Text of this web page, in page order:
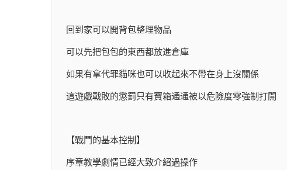
回到家可以開背包整理物品
可以先把包包的東西都放進倉庫
如果有拿代罪貓咪也可以收起來不帶在身上沒關係
這遊戲戰敗的懲罰只有寶箱通通被以危險度零強制打開
【戰鬥的基本控制】
序章教學劇情已經大致介紹過操作